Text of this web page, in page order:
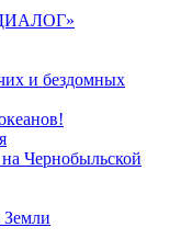
и бездомных
Чернобыльской